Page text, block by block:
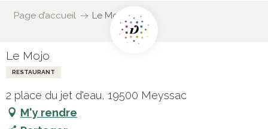
Page d’accueil Le Mojo
Le Mojo
RESTAURANT
2 place du jet d'eau, 19500 Meyssac
M'y rendre